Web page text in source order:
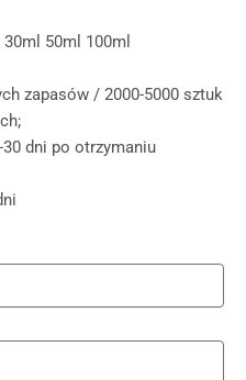
50ml 100ml
zapasów / 2000-5000 sztuk
dni po otrzymaniu